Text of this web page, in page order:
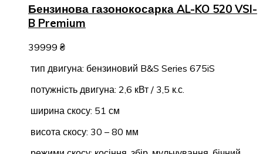
Бензинова газонокосарка AL-KO 520 VSI-
B Premium
39999 ₴
тип двигуна: бензиновий B&S Series 675iS
потужність двигуна: 2,6 кВт / 3,5 к.с.
ширина скосу: 51 см
висота скосу: 30 – 80 мм